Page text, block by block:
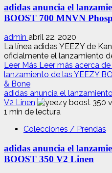
adidas anuncia el
BOOST 700 MNVN
admin abril 22, 2020
La línea adidas YEEZY de
oficialmente el lanzamiento
Leer Más Leer más acerca
lanzamiento de las YEEZY
& Bone
adidas anuncia el
V2 Linen
1 min de lectura
Colecciones / Prendas
adidas anuncia el
BOOST 350 V2 Linen